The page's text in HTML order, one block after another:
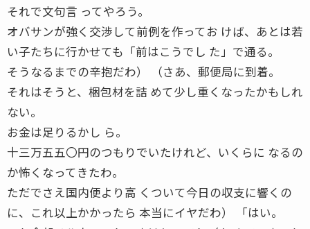
それで文句言 ってやろう。
オバサンが強く交渉して前例を作ってお けば、あとは若
い子たちに行かせても「前はこうでし た」で通る。
そうなるまでの辛抱だわ） （さあ、郵便局に到着。
それはそうと、梱包材を詰 めて少し重くなったかもしれ
ない。
お金は足りるかし ら。
十三万五五〇円のつもりでいたけれど、いくらに なるの
か怖くなってきたわ。
ただでさえ国内便より高 くついて今日の収支に響くの
に、これ以上かかったら 本当にイヤだわ） 「はい。